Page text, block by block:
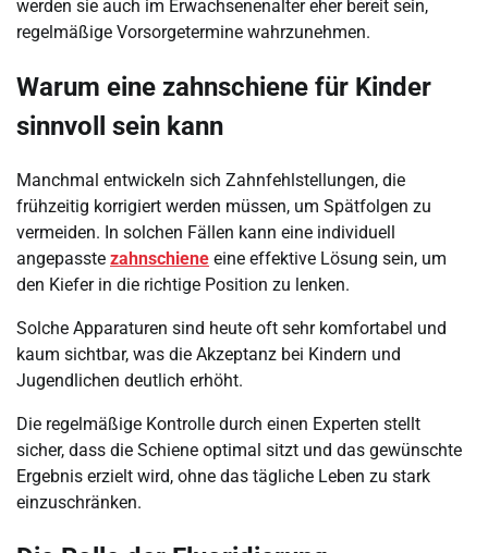
werden sie auch im Erwachsenenalter eher bereit sein,
regelmäßige Vorsorgetermine wahrzunehmen.
Warum eine zahnschiene für Kinder
sinnvoll sein kann
Manchmal entwickeln sich Zahnfehlstellungen, die
frühzeitig korrigiert werden müssen, um Spätfolgen zu
vermeiden. In solchen Fällen kann eine individuell
angepasste zahnschiene eine effektive Lösung sein, um
den Kiefer in die richtige Position zu lenken.
Solche Apparaturen sind heute oft sehr komfortabel und
kaum sichtbar, was die Akzeptanz bei Kindern und
Jugendlichen deutlich erhöht.
Die regelmäßige Kontrolle durch einen Experten stellt
sicher, dass die Schiene optimal sitzt und das gewünschte
Ergebnis erzielt wird, ohne das tägliche Leben zu stark
einzuschränken.